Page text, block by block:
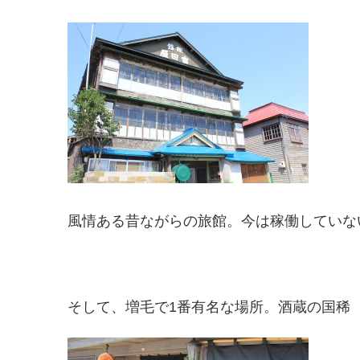
風情ある昔ながらの旅館。今は稼働してい
そして、増毛で1番有名な場所。酒蔵の国稀